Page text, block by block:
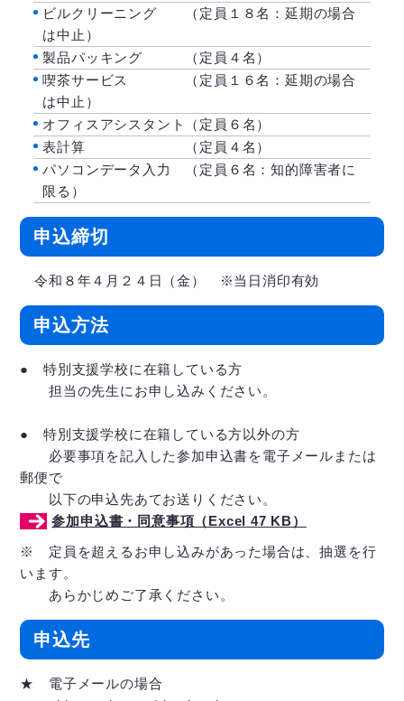
ビルクリーニング （定員１８名：延期の場合
は中止）
製品パッキング （定員４名）
喫茶サービス （定員１６名：延期の場合
は中止）
オフィスアシスタント（定員６名）
表計算 （定員４名）
パソコンデータ入力 （定員６名：知的障害者に
限る）
申込締切
令和８年４月２４日（金） ※当日消印有効
申込方法
● 特別支援学校に在籍している方
担当の先生にお申し込みください。
● 特別支援学校に在籍している方以外の方
必要事項を記入した参加申込書を電子メールまたは
郵便で
以下の申込先あてお送りください。
参加申込書・同意事項（Excel 47 KB）
※ 定員を超えるお申し込みがあった場合は、抽選を行
います。
あらかじめご了承ください。
申込先
★ 電子メールの場合